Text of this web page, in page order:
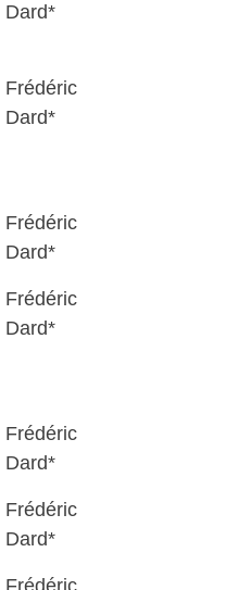
Dard*
Frédéric
Dard*
Frédéric
Dard*
Frédéric
Dard*
Frédéric
Dard*
Frédéric
Dard*
Frédéric